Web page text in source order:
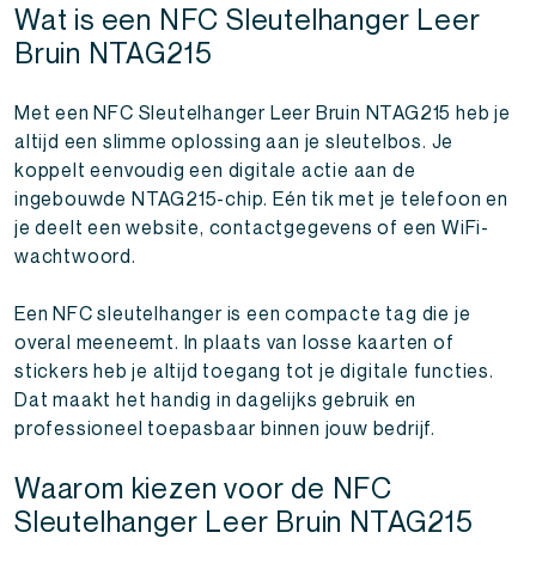
Wat is een NFC Sleutelhanger Leer
Bruin NTAG215
Met een NFC Sleutelhanger Leer Bruin NTAG215 heb je
altijd een slimme oplossing aan je sleutelbos. Je
koppelt eenvoudig een digitale actie aan de
ingebouwde NTAG215-chip. Eén tik met je telefoon en
je deelt een website, contactgegevens of een WiFi-
wachtwoord.
Een NFC sleutelhanger is een compacte tag die je
overal meeneemt. In plaats van losse kaarten of
stickers heb je altijd toegang tot je digitale functies.
Dat maakt het handig in dagelijks gebruik en
professioneel toepasbaar binnen jouw bedrijf.
Waarom kiezen voor de NFC
Sleutelhanger Leer Bruin NTAG215